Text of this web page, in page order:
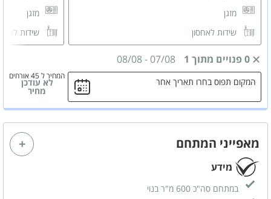
מזגן
שידות לאחסון
מזגן
שידות
המחיר ל 45 אורחים
0 פנויים מתוך 1 07/08
-
08/08
לא עודכן
מחיר
המקום תפוס בחרו תאריך אחר
מאפייני המתחם
מידע
במתחם סה"כ 600 מ"ר בנוי